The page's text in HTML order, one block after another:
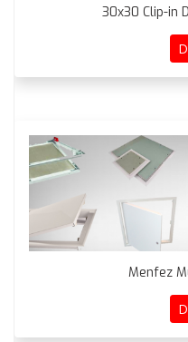
30x30 Clip-in
Menfez